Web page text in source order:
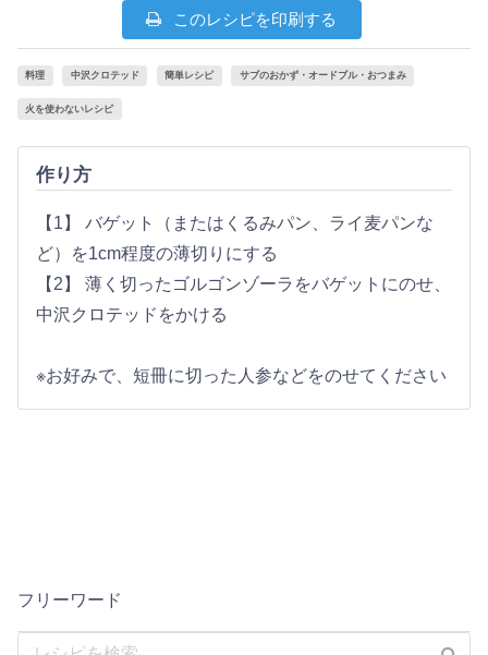
このレシピを印刷する
料理 中沢クロテッド 簡単レシピ サブのおかず・オードブル・おつまみ
火を使わないレシピ
作り方
【1】 バゲット（またはくるみパン、ライ麦パンな
ど）を1cm程度の薄切りにする
【2】 薄く切ったゴルゴンゾーラをバゲットにのせ、
中沢クロテッドをかける
※お好みで、短冊に切った人参などをのせてください
フリーワード